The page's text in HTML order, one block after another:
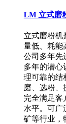
LM 立式磨
立式磨粉机
量低、耗能
公司多年先
多年的潜心
理可靠的结
磨、选粉、
完全满足客
水平。可广
矿等行业，